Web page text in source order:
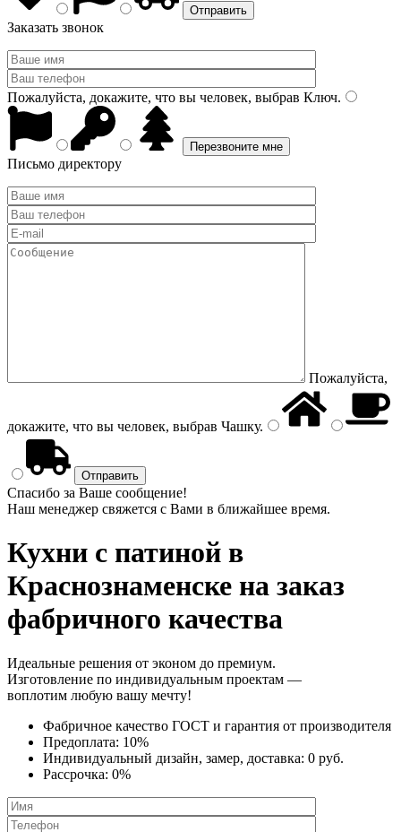
Заказать звонок
Пожалуйста, докажите, что вы человек, выбрав Ключ.
Письмо директору
Пожалуйста,
докажите, что вы человек, выбрав Чашку.
Спасибо за Ваше сообщение!
Наш менеджер свяжется с Вами в ближайшее время.
Кухни с патиной в
Краснознаменске на заказ
фабричного качества
Идеальные решения от эконом до премиум.
Изготовление по индивидуальным проектам —
воплотим любую вашу мечту!
Фабричное качество ГОСТ и гарантия от производителя
Предоплата: 10%
Индивидуальный дизайн, замер, доставка: 0 руб.
Рассрочка: 0%